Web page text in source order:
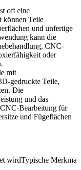
oft eine
können Teile
und unfertige
kann die
CNC-
oder
mit
gedruckte Teile,
Die
und das
Bearbeitung für
und Fügeflächen
wirdTypische